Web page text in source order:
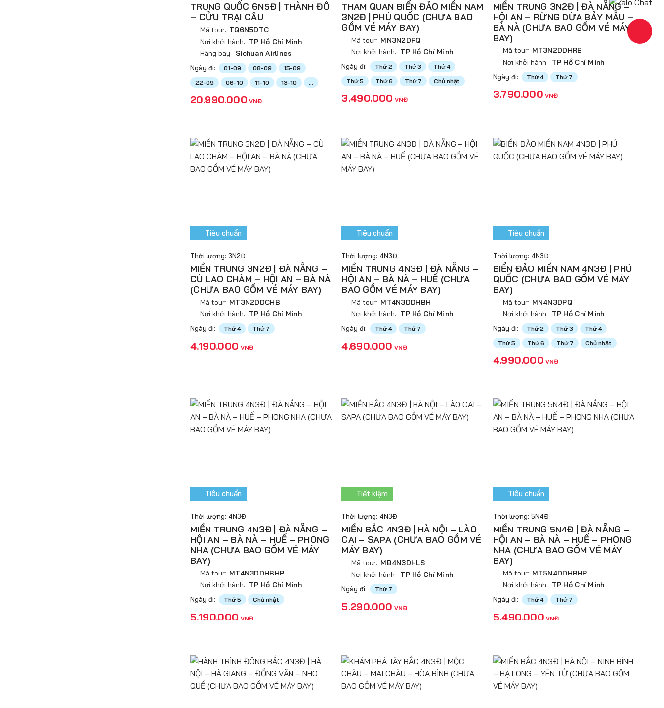
TRUNG QUỐC 6N5Đ | THÀNH ĐÔ
– CỬU TRẠI CÂU
Mã tour: TQ6N5DTC
Nơi khởi hành: TP Hồ Chí Minh
Hãng bay: Sichuan Airlines
Ngày đi: 01-09 08-09
15-09
22-09
06-10 11-10 13-10
20.990.000 VNĐ
THAM QUAN BIỂN ĐẢO MIỀN NAM
3N2Đ | PHÚ QUỐC (CHƯA BAO
GỒM VÉ MÁY BAY)
Mã tour: MN3N2DPQ
Nơi khởi hành: TP Hồ Chí Minh
Ngày đi: Thứ 2 Thứ 3
Thứ 4
Thứ 5
Thứ 6 Thứ 7 Chủ nhật
3.490.000 VNĐ
MIỀN TRUNG 3N2Đ | ĐÀ NẴNG –
HỘI AN – RỪNG DỪA BẢY MẪU –
BÀ NÀ (CHƯA BAO GỒM VÉ MÁY
BAY)
Mã tour: MT3N2DDHRB
Nơi khởi hành: TP Hồ Chí Minh
Ngày đi: Thứ 4 Thứ 7
3.790.000 VNĐ
Tiêu chuẩn
Thời lượng: 3N2Đ
MIỀN TRUNG 3N2Đ | ĐÀ NẴNG –
CÙ LAO CHÀM – HỘI AN – BÀ NÀ
(CHƯA BAO GỒM VÉ MÁY BAY)
Mã tour: MT3N2DDCHB
Nơi khởi hành: TP Hồ Chí Minh
Ngày đi: Thứ 4 Thứ 7
4.190.000 VNĐ
Tiêu chuẩn
Thời lượng: 4N3Đ
MIỀN TRUNG 4N3Đ | ĐÀ NẴNG –
HỘI AN – BÀ NÀ – HUẾ (CHƯA
BAO GỒM VÉ MÁY BAY)
Mã tour: MT4N3DDHBH
Nơi khởi hành: TP Hồ Chí Minh
Ngày đi: Thứ 4 Thứ 7
4.690.000 VNĐ
Tiêu chuẩn
Thời lượng: 4N3Đ
BIỂN ĐẢO MIỀN NAM 4N3Đ | PHÚ
QUỐC (CHƯA BAO GỒM VÉ MÁY
BAY)
Mã tour: MN4N3DPQ
Nơi khởi hành: TP Hồ Chí Minh
Ngày đi: Thứ 2 Thứ 3
Thứ 4
Thứ 5
Thứ 6 Thứ 7 Chủ nhật
4.990.000 VNĐ
Tiêu chuẩn
Thời lượng: 4N3Đ
MIỀN TRUNG 4N3Đ | ĐÀ NẴNG –
HỘI AN – BÀ NÀ – HUẾ – PHONG
NHA (CHƯA BAO GỒM VÉ MÁY
BAY)
Mã tour: MT4N3DDHBHP
Nơi khởi hành: TP Hồ Chí Minh
Ngày đi: Thứ 5 Chủ nhật
5.190.000 VNĐ
Tiết kiệm
Thời lượng: 4N3Đ
MIỀN BẮC 4N3Đ | HÀ NỘI – LÀO
CAI – SAPA (CHƯA BAO GỒM VÉ
MÁY BAY)
Mã tour: MB4N3DHLS
Nơi khởi hành: TP Hồ Chí Minh
Ngày đi: Thứ 7
5.290.000 VNĐ
Tiêu chuẩn
Thời lượng: 5N4Đ
MIỀN TRUNG 5N4Đ | ĐÀ NẴNG –
HỘI AN – BÀ NÀ – HUẾ – PHONG
NHA (CHƯA BAO GỒM VÉ MÁY
BAY)
Mã tour: MT5N4DDHBHP
Nơi khởi hành: TP Hồ Chí Minh
Ngày đi: Thứ 4 Thứ 7
5.490.000 VNĐ